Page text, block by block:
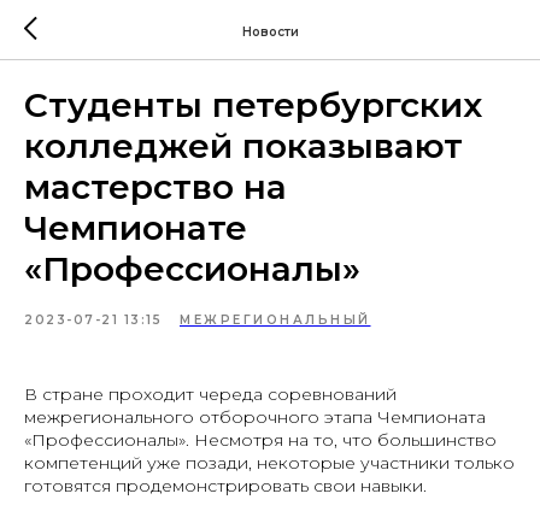
Новости
Студенты петербургских
колледжей показывают
мастерство на
Чемпионате
«Профессионалы»
2023-07-21 13:15 МЕЖРЕГИОНАЛЬНЫЙ
В стране проходит череда соревнований
межрегионального отборочного этапа Чемпионата
«Профессионалы». Несмотря на то, что большинство
компетенций уже позади, некоторые участники только
готовятся продемонстрировать свои навыки.